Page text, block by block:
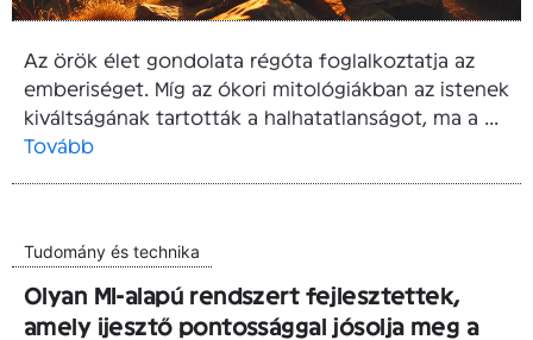
Az örök élet gondolata régóta foglalkoztatja az
emberiséget. Míg az ókori mitológiákban az istenek
kiváltságának tartották a halhatatlanságot, ma a ...
Tovább
Tudomány és technika
Olyan MI-alapú rendszert fejlesztettek,
amely ijesztő pontossággal jósolja meg a